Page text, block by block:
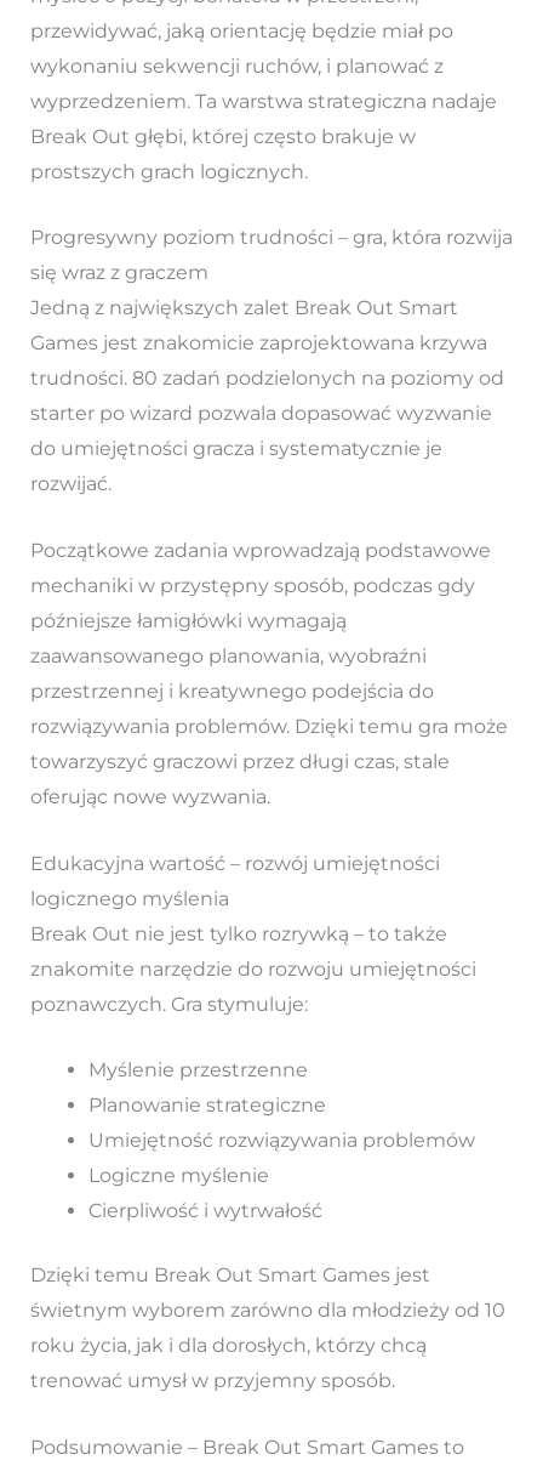
przewidywać, jaką orientację będzie miał po
wykonaniu sekwencji ruchów, i planować z
wyprzedzeniem. Ta warstwa strategiczna nadaje
Break Out głębi, której często brakuje w
prostszych grach logicznych.
Progresywny poziom trudności – gra, która rozwija
się wraz z graczem
Jedną z największych zalet Break Out Smart
Games jest znakomicie zaprojektowana krzywa
trudności. 80 zadań podzielonych na poziomy od
starter po wizard pozwala dopasować wyzwanie
do umiejętności gracza i systematycznie je
rozwijać.
Początkowe zadania wprowadzają podstawowe
mechaniki w przystępny sposób, podczas gdy
późniejsze łamigłówki wymagają
zaawansowanego planowania, wyobraźni
przestrzennej i kreatywnego podejścia do
rozwiązywania problemów. Dzięki temu gra może
towarzyszyć graczowi przez długi czas, stale
oferując nowe wyzwania.
Edukacyjna wartość – rozwój umiejętności
logicznego myślenia
Break Out nie jest tylko rozrywką – to także
znakomite narzędzie do rozwoju umiejętności
poznawczych. Gra stymuluje:
Myślenie przestrzenne
Planowanie strategiczne
Umiejętność rozwiązywania problemów
Logiczne myślenie
Cierpliwość i wytrwałość
Dzięki temu Break Out Smart Games jest
świetnym wyborem zarówno dla młodzieży od 10
roku życia, jak i dla dorosłych, którzy chcą
trenować umysł w przyjemny sposób.
Podsumowanie – Break Out Smart Games to